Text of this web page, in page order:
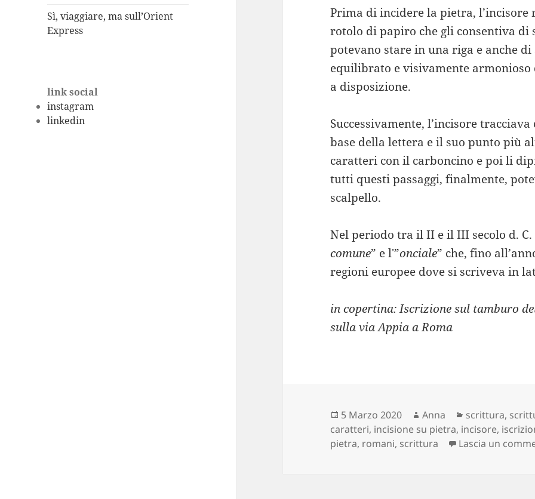
Sì, viaggiare, ma sull’Orient
Express
link social
instagram
linkedin
Prima di incidere la pietra, l’incisore
rotolo di papiro che gli consentiva
potevano stare in una riga e anche
equilibrato e visivamente
a disposizione.
Successivamente, l’incisore
base della lettera e il suo punto più
caratteri con il carboncino e poi li
tutti questi passaggi, finalmente,
scalpello.
Nel periodo tra il II e il III secolo d.
comune” e l'”onciale” che, fino
regioni europee dove si scriveva in
in copertina: Iscrizione sul tamburo
sulla via Appia a Roma
Scritto
il
5 Marzo 2020 Autore
Anna Categorie
scrittura,
caratteri, incisione su pietra, incisore,
pietra, romani, scrittura Lascia un